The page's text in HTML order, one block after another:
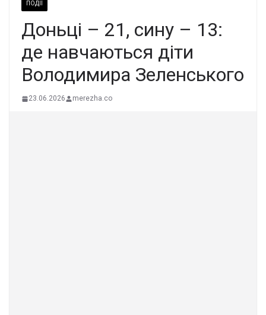
ПОДІЇ
Доньці – 21, сину – 13:
де навчаються діти
Володимира Зеленського
23.06.2026 merezha.co